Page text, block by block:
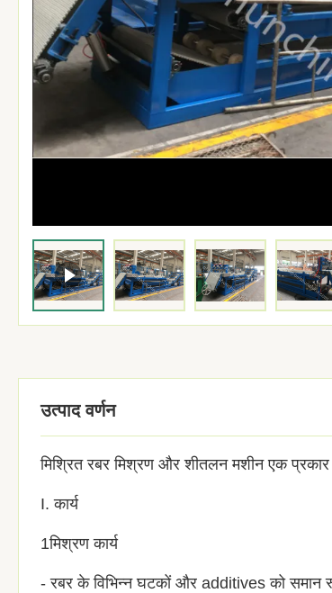
उत्पाद वर्णन
मिश्रित रबर मिश्रण और शीतलन मशीन एक प्रकार
I. कार्य
1मिश्रण कार्य
- रबर के विभिन्न घटकों और additives को समान